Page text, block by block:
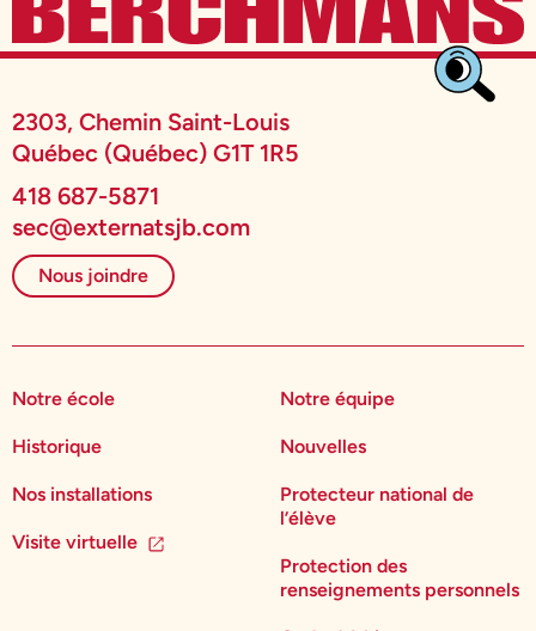
2303, Chemin Saint-Louis
Québec (Québec) G1T 1R5
418 687-5871
sec@externatsjb.com
Nous joindre
Notre école
Historique
Nos installations
Visite virtuelle
Notre équipe
Nouvelles
Protecteur national de
l’élève
Protection des
renseignements personnels